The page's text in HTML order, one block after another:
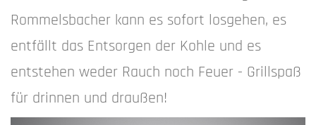
Rommelsbacher kann es sofort losgehen, es
entfällt das Entsorgen der Kohle und es
entstehen weder Rauch noch Feuer - Grillspaß
für drinnen und draußen!